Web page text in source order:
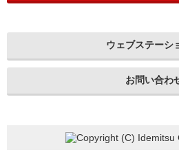
ウェブステーシ
お問い合わ